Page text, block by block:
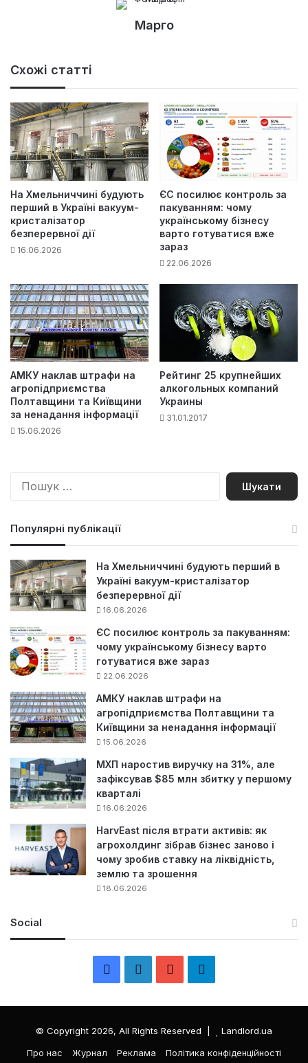
Марго
Схожі статті
На Хмельниччині будують
перший в Україні вакуум-
кристалізатор
безперервної дії
16.06.2026
ЄС посилює контроль за
пакуванням: чому
українському бізнесу
варто готуватися вже
зараз
22.06.2026
АМКУ наклав штрафи на
агропідприємства
Полтавщини та Київщини
за ненадання інформації
15.06.2026
Рейтинг 25 крупнейших
алкогольных компаний
Украины
31.01.2017
П
Популярні публікації
На Хмельниччині будують перший в
Україні вакуум-кристалізатор
безперервної дії
16.06.2026
ЄС посилює контроль за пакуванням:
чому українському бізнесу варто
готуватися вже зараз
22.06.2026
АМКУ наклав штрафи на
агропідприємства Полтавщини та
Київщини за ненадання інформації
15.06.2026
МХП наростив виручку на 31%, але
зафіксував $85 млн збитку у першому
кварталі
16.06.2026
HarvEast після втрати активів: як
агрохолдинг зібрав бізнес заново і
чому зробив ставку на ліквідність,
землю та зрошення
18.06.2026
Social
c
e
n
k
T
л
е
© Copyright 2026, All Rights Reserved |
Landlord.ua
Про нас
Журнал Реклама Політика конфіденційності